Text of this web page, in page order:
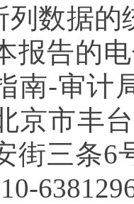
列数据的
报告的
南-审计
京市丰
街三条6